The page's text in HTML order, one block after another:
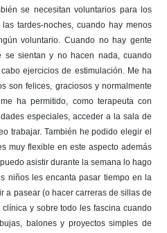
se necesitan voluntarios para los
tardes-noches, cuando hay menos
voluntario. Cuando no hay gente
se sientan y no hacen nada, cuando
ejercicios de estimulación. Me ha
son felices, graciosos y normalmente
ha permitido, como terapeuta con
especiales, acceder a la sala de
trabajar. También he podido elegir el
muy flexible en este aspecto además
asistir durante la semana lo hago
niños les encanta pasar tiempo en la
a pasear (o hacer carreras de sillas de
y sobre todo les fascina cuando
balones y proyectos simples de